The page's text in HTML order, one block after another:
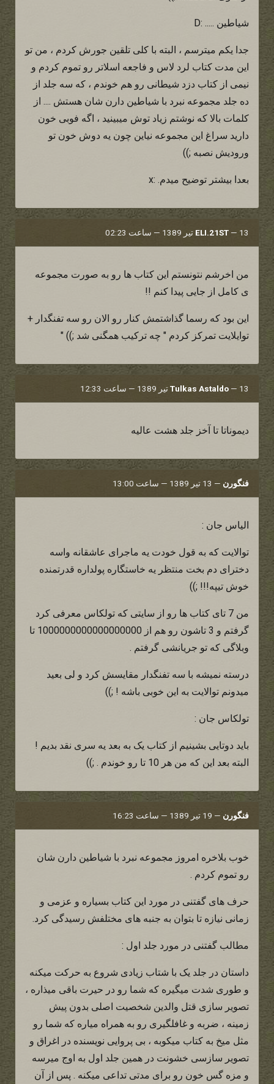
شیاطین ..... :D
جدا یکم میترسم ، البته با کلی تلقین جورش کردم ، من تو
این مدت کتاب لرد لاس و فاجعه اسلاتر رو تموم کردم و
نیمی از کتاب دزد شیطانی رو هم خوندم ، که سه جلد از
ده جلد مجموعه نبرد با شیاطین دارن شان هستش .... از
کلمات بالا که نوشتم زیاد توش میبینید ، اگه فوبی خون
دارید سراغ این مجموعه نیاین چون یه دوش خون تو
ورودیش نصبه ;))
بعدا بیشتر توضیح میدم. :x
ELI.21ST — 13 تیر 1389 — ساعت 02:23
من اخرشم نتونستم این کتاب ها رو به صورت مجموعه
ی کامل از جایی پیدا کنم !!
این بود که رسما گذاشتمش کنار رو الان رو سه تفنگدار +
توایلایت تمرکز کردم " چه ترکیب همگنی شد ;)) "
Tulkas Astaldo — 13 تیر 1389 — ساعت 12:33
ديموناتا تا آخز جلد هشت عاليه
فنگورن — 13 تیر 1389 — ساعت 13:00
الیاس جان :
توالایت که به قول خودت یه ماجرای عاشقانه واسه
دخترای دم بخت منتظر یه خاستگاره پولداره قدرتمنده
خوش تیپه!!! ;))
من 7 تای کتاب ها رو از سایتی که تولکاس معرفی کرد
گرفتم و 3 تاشون رو هم از 1000000000000000000 تا
وبلاگی که تو جریانشی گرفتم .
درسته نمیشه با سه تفنگدار مقایسش کرد و لی بعید
میدونم توالایت به این خوبی باشه ! ;))
تولکاس جان :
باید دوتایی بشینیم از کتاب یک به بعد یه سری نقد بدیم !
البته بعد این که من هر 10 تا رو خوندم . ;))
فنگورن — 19 تیر 1389 — ساعت 16:23
خوب بلاخره امروز مجموعه نبرد با شیاطین دارن شان
رو تموم کردم .
حرف های گفتنی در مورد این کتاب بسیاره و عزمی و
زمانی نیازه تا بتوان به جنبه های مختلفش رسیدگی کرد.
مطالب گفتنی در مورد جلد اول :
داستان در جلد یک با شتاب زیادی شروع به حرکت میکنه
و طوری شدت میگیره که شما رو در حیرت باقی میذاره ،
تصویر سازی قتل والدین شخصیت اصلی بدون پیش
زمینه ، ضربه و غافلگیری رو به همراه میاره که شما رو
مثل میخ به کتاب میکوبه ، بی پروایی نویسنده در اغراق و
تصویر سازسی خشونت در همین جلد اول به اوج میرسه
و مزه گس خون رو برای مدتی تداعی میکنه . پس از آن